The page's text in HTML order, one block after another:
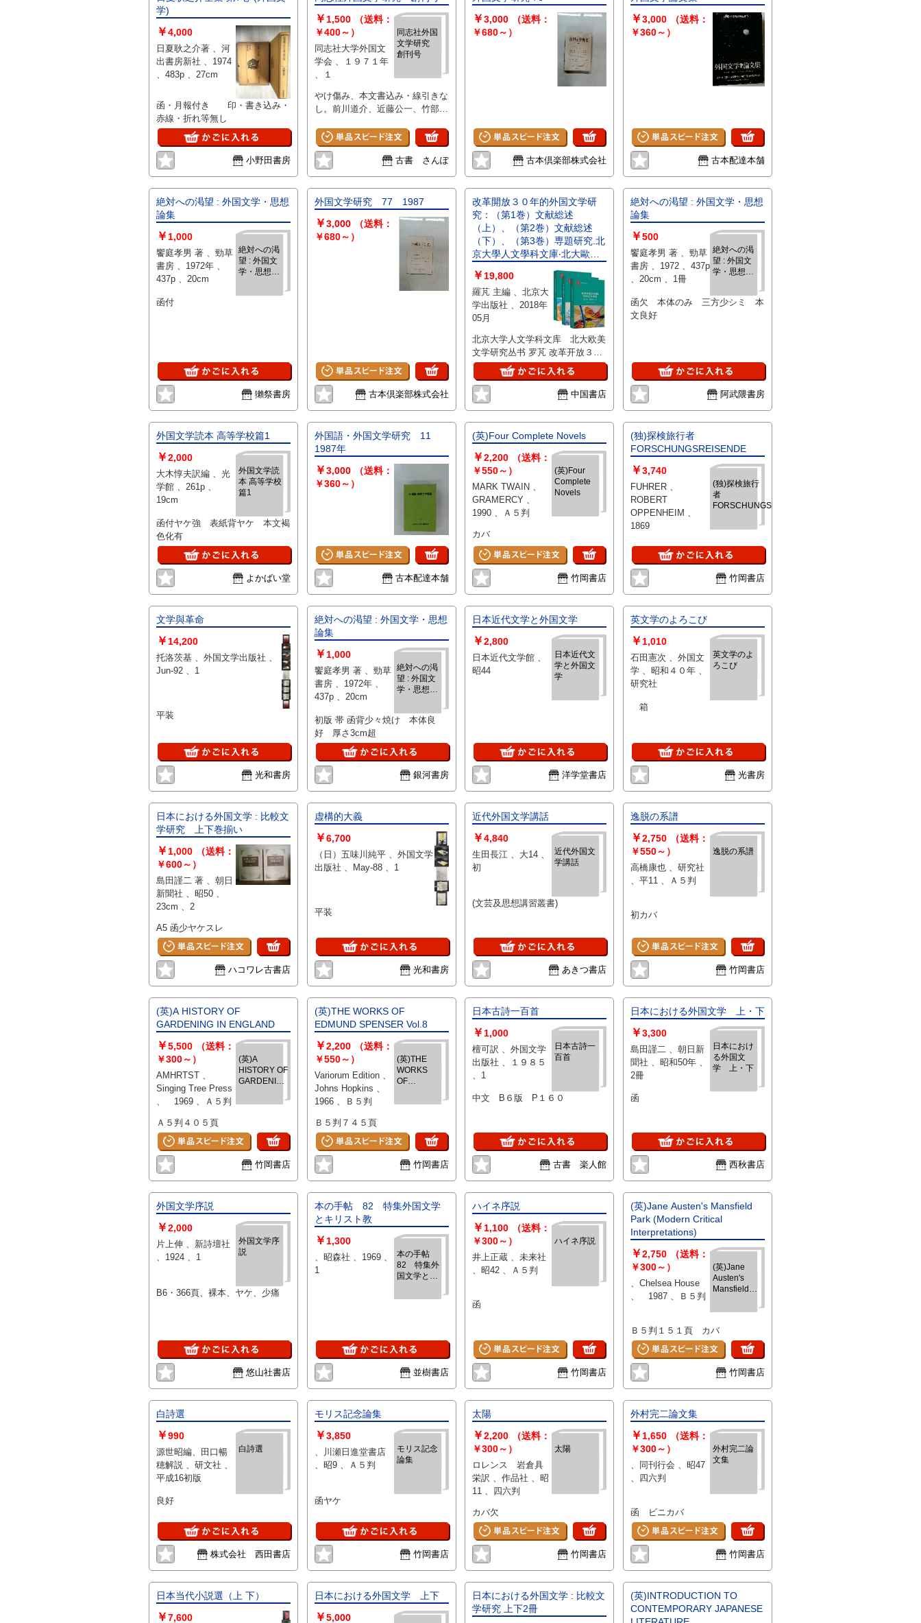
学)
￥4,000
日夏耿之介著 、河
出書房新社 、1974
、483p 、27cm
函・月報付き 印・書き込み・
赤線・折れ等無し
小野田書房
同志社外国
文学研究
創刊号
￥ 1,500
（送料：
￥400～）
同志社大学外国文
学会 、１９７１年
、１
やけ傷み、本文書込み・線引きな
し。前川道介、近藤公一、竹部琳
古書 さんぽ
￥3,000
（送料：
￥680～）
古本倶楽部株式会社
￥3,000
（送料：
￥360～）
古本配達本舗
絶対への渇望 : 外国文学・思想
論集
絶対への渇
望 : 外国文
学・思想論
￥1,000
饗庭孝男 著 、勁草
書房 、1972年 、
437p 、20cm
函付
獺祭書房
外国文学研究 77 1987
￥3,000
（送料：
￥680～）
古本倶楽部株式会社
改革開放３０年的外国文学研
究：（第1巻）文献総述
（上）、（第2巻）文献総述
（下）、（第3巻）専題研究.北
京大學人文學科文庫‧北大歐美
￥19,800
羅芃 主編 、北京大
学出版社 、2018年
05月
北京大学人文学科文库 北大欧美
文学研究丛书 罗芃 改革开放３０
年的外国文学研究 1，2，3（套装
3本） 改革開放30年的外國文學研
究‧第一卷：文獻綜述(上) 本书从
学科史的角度系统地检阅改革开放
研究的基本状况，将描述与分析、
综述与讨论、资料性与学术性有机
结合起来，旨在通过改革开放以来
外国文学研究状况的全面调研获得
充分的一手资料，将外国文学研究
置于一个动态的长程视野中进行整
理、考察和分析，如实地反映和评
出一定的反思。本册为第1卷，共
分四章，内容包括：英美文学研
究、徳语文学研究、法国文学研
究、西班牙语文学研究。
9787301294413改革開放30年的外
本书从学科史的角度系统地检阅改
革开放30年（1978-2008）我国外
国文学研究的基本状况，将描述与
分析、综述与讨论、资料性与学术
性有机结合起来，旨在通过改革开
放以来外国文学研究状况的全面调
问题做出一定的反思。本册为第2
卷，共分六章，内容包括：俄罗斯
文学研究、阿拉伯文学研究、日本
文学研究、南亚文学研究、撒哈拉
年的外國文學研究‧第三卷：專題
研究 本書對改革開放以來30年國
內的外國文學研究，以個案和問題
為中心，分為“作家作品” “文學史
與翻譯”“文學理論與概念”“國別文
十五章，每章選取改革開放以來我
體裁、問題等進行深度探討。“作
家作品”板塊中的文章以所論作家
的出生年月為編排順序，依次涉及
德國作家萊辛、歌德，英國作家羅
普列姆昌德，阿拉伯作家紀伯倫，
法國作家杜拉斯，日本作家村上春
樹等八位作家。他們在各自國家的
文學中都具有很高的代表性，但本
項目把他們作為重要個案來考察，
則主要是針對他們在我國三十多年
研究中的典型意義，目的是對他們
在我國的接受、傳播、闡釋、翻
海外在庫につき、納入までに1ヶ
月ほどかかります。
中国書店
絶対への渇望 : 外国文学・思想
論集
絶対への渇
望 : 外国文
学・思想論
￥500
饗庭孝男 著 、勁草
書房 、1972 、437p
、20cm 、1冊
函欠 本体のみ 三方少シミ 本
文良好
阿武隈書房
外国文学読本 高等学校篇1
外国文学読
本 高等学校
篇1
￥2,000
大木惇夫訳編 、光
学館 、261p 、
19cm
函付ヤケ強 表紙背ヤケ 本文褐
色化有
よかばい堂
外国語・外国文学研究 11
1987年
￥3,000
（送料：
￥360～）
古本配達本舗
(英)Four Complete Novels
(英)Four
Complete
Novels
￥2,200
（送料：
￥550～）
MARK TWAIN 、
GRAMERCY 、
1990 、Ａ５判
カバ
竹岡書店
(独)探検旅行者
FORSCHUNGSREISENDE
(独)探検旅行
者
FORSCHUNGSREISENDE
￥3,740
FUHRER 、
ROBERT
OPPENHEIM 、
1869
竹岡書店
文学與革命
￥ 14,200
托洛茨基 、外国文学出版社 、
Jun-92 、1
平装
光和書房
絶対への渇望 : 外国文学・思想
論集
絶対への渇
望 : 外国文
学・思想論
￥ 1,000
饗庭孝男 著 、勁草
書房 、1972年 、
437p 、20cm
初版 帯 函背少々焼け 本体良
好 厚さ3cm超
銀河書房
日本近代文学と外国文学
日本近代文
学と外国文
学
￥2,800
日本近代文学館 、
昭44
洋学堂書店
英文学のよろこび
英文学のよ
ろこび
￥ 1,010
石田憲次 、外国文
学 、昭和４０年 、
研究社
箱
光書房
日本における外国文学 : 比較文
学研究 上下巻揃い
￥ 1,000
（送料：
￥600～）
島田謹二 著 、朝日
新聞社 、昭50 、
23cm 、2
A5 函少ヤケスレ
ハコワレ古書店
虚構的大義
￥6,700
（日）五味川純平 、外国文学
出版社 、May-88 、1
平装
光和書房
近代外国文学講話
近代外国文
学講話
￥4,840
生田長江 、大14 、
初
(文芸及思想講習叢書)
あきつ書店
逸脱の系譜
逸脱の系譜
￥2,750
（送料：
￥550～）
高橋康也 、研究社
、平11 、Ａ５判
初カバ
竹岡書店
(英)A HISTORY OF
GARDENING IN ENGLAND
(英)A
HISTORY OF
GARDENING
ENGLAND
￥5,500
（送料：
￥300～）
AMHRTST 、
Singing Tree Press
、 1969 、Ａ５判
Ａ５判４０５頁
竹岡書店
(英)THE WORKS OF
EDMUND SPENSER Vol.8
(英)THE
WORKS
OF
SPENSER
￥2,200
（送料：
￥550～）
Variorum Edition 、
Johns Hopkins 、
1966 、Ｂ５判
Ｂ５判７４５頁
竹岡書店
日本古詩一百首
日本古詩一
百首
￥ 1,000
檀可訳 、外国文学
出版社 、１９８５
、1
中文 B６版 P１６０
古書 楽人館
日本における外国文学 上・下
日本におけ
る外国文
学 上・下
￥3,300
島田謹二 、朝日新
聞社 、昭和50年 、
2冊
函
西秋書店
外国文学序説
外国文学序
説
￥2,000
片上伸 、新詩壇社
、1924 、1
B6・366頁、裸本、ヤケ、少痛
悠山社書店
本の手帖 82 特集外国文学
とキリスト教
本の手帖
82 特集外
国文学とキ
￥ 1,300
、昭森社 、1969 、
1
並樹書店
ハイネ序説
ハイネ序説
￥ 1,100
（送料：
￥300～）
井上正蔵 、未来社
、昭42 、Ａ５判
函
竹岡書店
(英)Jane Austen's Mansfield
Park (Modern Critical
Interpretations)
(英)Jane
Austen's
Mansfield
Critical
￥2,750
（送料：
￥300～）
、Chelsea House
、 1987 、Ｂ５判
Ｂ５判１５１頁 カバ
竹岡書店
白詩選
白詩選
￥990
源世昭編、田口暢
穂解説 、研文社 、
平成16初版
良好
株式会社 西田書店
モリス記念論集
モリス記念
論集
￥3,850
、川瀬日進堂書店
、昭9 、Ａ５判
函ヤケ
竹岡書店
太陽
太陽
￥2,200
（送料：
￥300～）
ロレンス 岩倉具
栄訳 、作品社 、昭
11 、四六判
カバ欠
竹岡書店
外村完二論文集
外村完二論
文集
￥ 1,650
（送料：
￥300～）
、同刊行会 、昭47
、四六判
函 ビニカバ
竹岡書店
日本当代小説選（上 下）
￥7,600
日本における外国文学 上下
￥5,000
日本における外国文学 : 比較文
学研究 上下2冊
(英)INTRODUCTION TO
CONTEMPORARY JAPANESE